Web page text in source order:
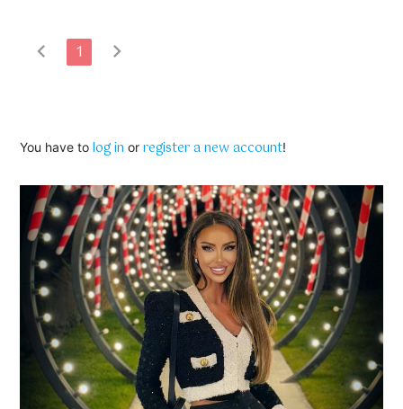
chevron_left 1 chevron_right
You have tolog in orregister a new account!